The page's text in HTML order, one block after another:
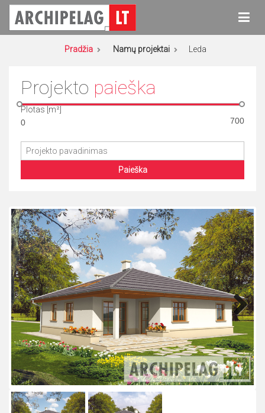
Eiti
turinio
Archipelag
Namų projektai
Pradžia Namų projektai Leda
Projekto paieška
Plotas [m²]
Paieška
Next